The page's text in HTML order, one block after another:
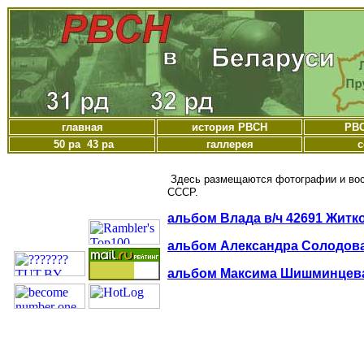
главная история РВСН
50 ра 43 ра
галлерея
Здесь размещаются фотографии и
СССР.
альбом Влада в/ч 42691
альбом Александра
альбом Максима